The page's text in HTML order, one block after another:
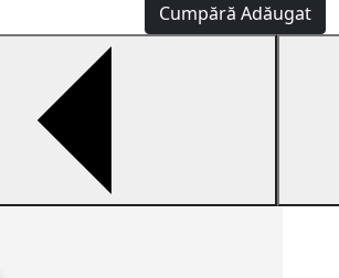
Cumpără Adăugat